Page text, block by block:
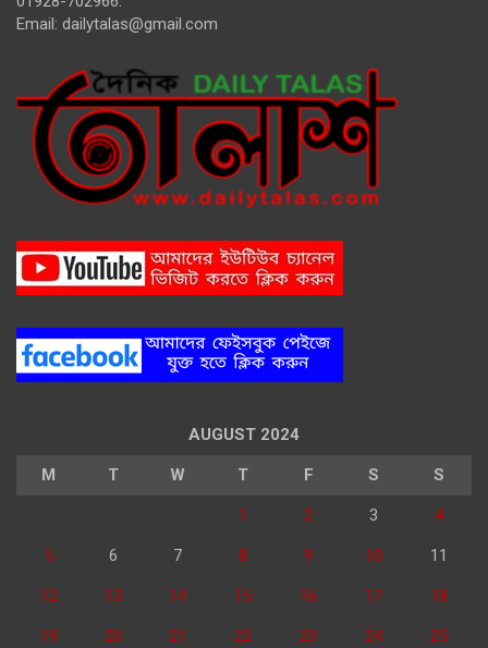
Email: dailytalas@gmail.com
AUGUST 2024
M T W T F S S
1 2 3 4
5 6 7 8 9 10 11
12 13 14 15 16 17 18
19 20 21 22 23 24 25